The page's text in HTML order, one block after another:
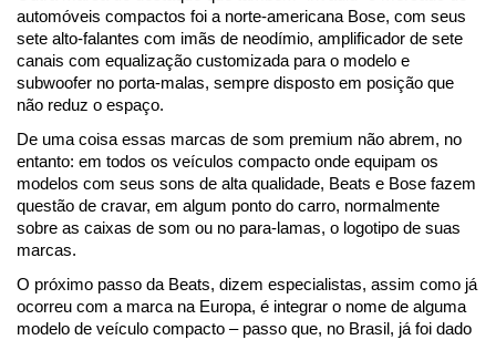
automóveis compactos foi a norte-americana Bose, com seus
sete alto-falantes com imãs de neodímio, amplificador de sete
canais com equalização customizada para o modelo e
subwoofer no porta-malas, sempre disposto em posição que
não reduz o espaço.
De uma coisa essas marcas de som premium não abrem, no
entanto: em todos os veículos compacto onde equipam os
modelos com seus sons de alta qualidade, Beats e Bose fazem
questão de cravar, em algum ponto do carro, normalmente
sobre as caixas de som ou no para-lamas, o logotipo de suas
marcas.
O próximo passo da Beats, dizem especialistas, assim como já
ocorreu com a marca na Europa, é integrar o nome de alguma
modelo de veículo compacto – passo que, no Brasil, já foi dado